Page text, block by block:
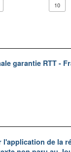
10
garantie RTT -
de la